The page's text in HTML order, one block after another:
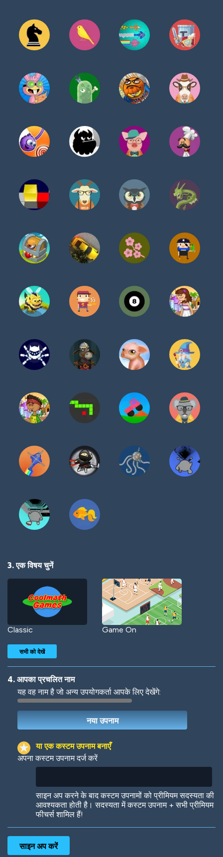
3. एक विषय चुनें
Classic Game On
Woof Jungle Cats
सभी को देखें
4. आपका प्रचलित नाम
यह वह नाम है जो अन्य उपयोगकर्ता आपके लिए देखेंगे:
या एक कस्टम उपनाम बनाएँ
अपना कस्टम उपनाम दर्ज करें
साइन अप करने के बाद कस्टम उपनामों को प्रीमियम सदस्यता की
आवश्यकता होती है। सदस्यता में कस्टम उपनाम + सभी प्रीमियम
फीचर्स शामिल हैं!